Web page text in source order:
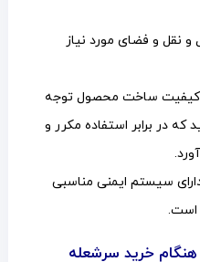
و نقل و فضای مورد نیاز
ساخت محصول توجه
که در برابر استفاده مکرر و
سیستم ایمنی مناسبی
است.
هنگام خرید سرشعله